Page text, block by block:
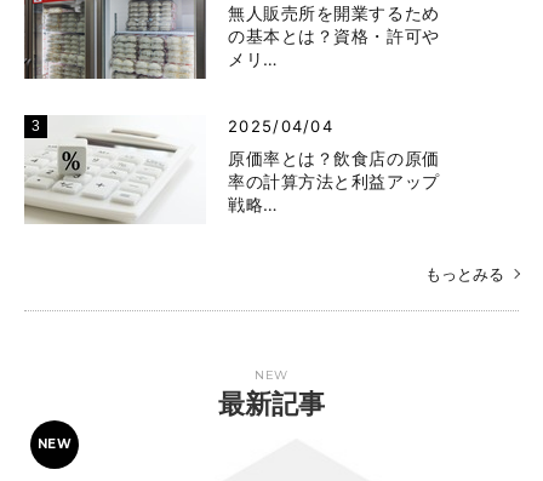
無人販売所を開業するため
の基本とは？資格・許可や
メリ…
2025/04/04
原価率とは？飲食店の原価
率の計算方法と利益アップ
戦略…
もっとみる
NEW
最新記事